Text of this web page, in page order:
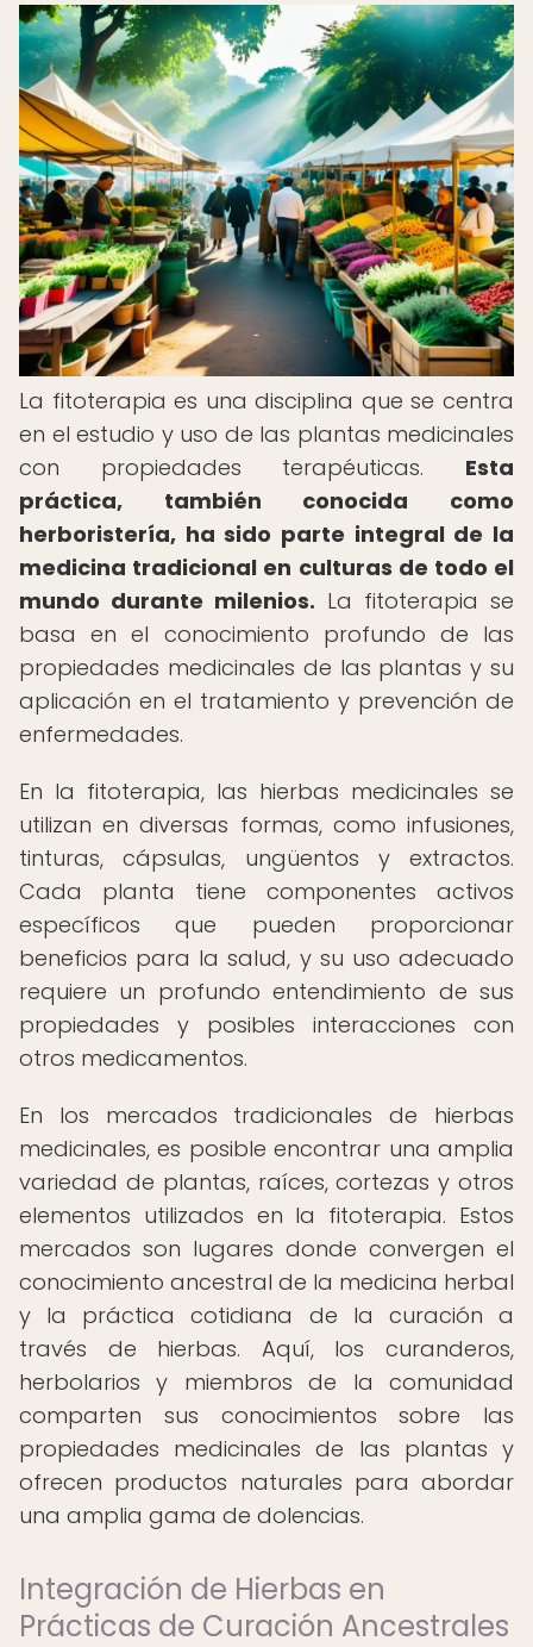
La fitoterapia es una disciplina que se centra
en el estudio y uso de las plantas medicinales
con propiedades terapéuticas. Esta
práctica, también conocida como
herboristería, ha sido parte integral de la
medicina tradicional en culturas de todo el
mundo durante milenios. La fitoterapia se
basa en el conocimiento profundo de las
propiedades medicinales de las plantas y su
aplicación en el tratamiento y prevención de
enfermedades.
En la fitoterapia, las hierbas medicinales se
utilizan en diversas formas, como infusiones,
tinturas, cápsulas, ungüentos y extractos.
Cada planta tiene componentes activos
específicos que pueden proporcionar
beneficios para la salud, y su uso adecuado
requiere un profundo entendimiento de sus
propiedades y posibles interacciones con
otros medicamentos.
En los mercados tradicionales de hierbas
medicinales, es posible encontrar una amplia
variedad de plantas, raíces, cortezas y otros
elementos utilizados en la fitoterapia. Estos
mercados son lugares donde convergen el
conocimiento ancestral de la medicina herbal
y la práctica cotidiana de la curación a
través de hierbas. Aquí, los curanderos,
herbolarios y miembros de la comunidad
comparten sus conocimientos sobre las
propiedades medicinales de las plantas y
ofrecen productos naturales para abordar
una amplia gama de dolencias.
Integración de Hierbas en
Prácticas de Curación Ancestrales